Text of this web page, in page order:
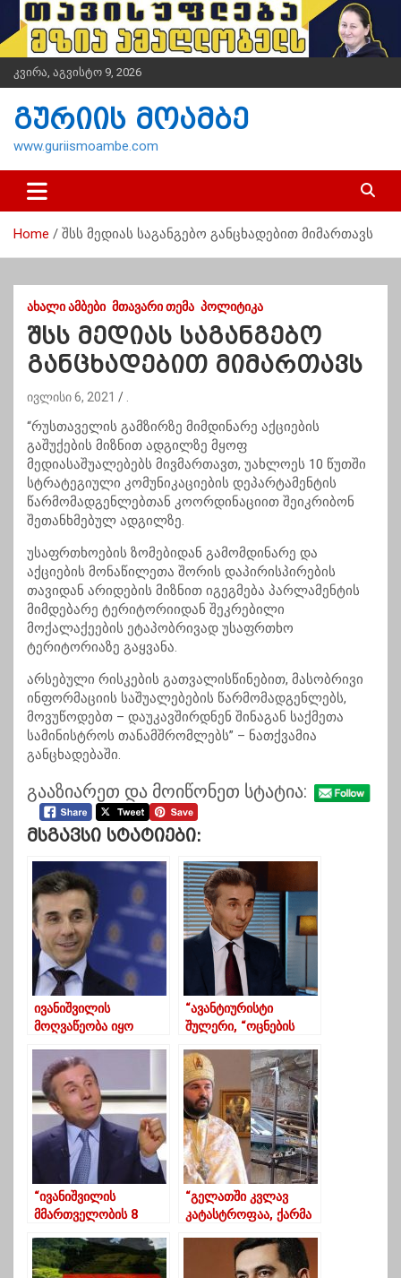
i
t
n
კვირა, აგვისტო 9, 2026
გურიის მოამბე
www.guriismoambe.com
Home შსს მედიას საგანგებო განცხადებით მიმართავს
ᲐᲮᲐᲚᲘ ᲐᲛᲑᲔᲑᲘ ᲛᲗᲐᲕᲐᲠᲘ ᲗᲔᲛᲐ ᲞᲝᲚᲘᲢᲘᲙᲐ
შსს მედიას საგანგებო
განცხადებით მიმართავს
ივლისი 6, 2021
“რუსთაველის გამზირზე მიმდინარე აქციების
გაშუქების მიზნით ადგილზე მყოფ
მედიასაშუალებებს მივმართავთ, უახლოეს 10 წუთში
სტრატეგიული კომუნიკაციების დეპარტამენტის
წარმომადგენლებთან კოორდინაციით შეიკრიბონ
შეთანხმებულ ადგილზე.
უსაფრთხოების ზომებიდან გამომდინარე და
აქციების მონაწილეთა შორის დაპირისპირების
თავიდან არიდების მიზნით იგეგმება პარლამენტის
მიმდებარე ტერიტორიიდან შეკრებილი
მოქალაქეების ეტაპობრივად უსაფრთხო
ტერიტორიაზე გაყვანა.
არსებული რისკების გათვალისწინებით, მასობრივი
ინფორმაციის საშუალებების წარმომადგენლებს,
მოვუწოდებთ – დაუკავშირდნენ შინაგან საქმეთა
სამინისტროს თანამშრომლებს” – ნათქვამია
განცხადებაში.
გააზიარეთ და მოიწონეთ სტატია:
Მსგავსი Სტატიები:
ივანიშვილის
მოღვაწეობა იყო
ქველმოქმედების 8-
წლიანი აქტი-
ნაცვლიშვილი
“ავანტიურისტი
შულერი, “ოცნების
ყველა გადააგდო”-
გიორგი თარგამაძე
ივანიშვილზე
“ივანიშვილის
მმართველობის 8
ბიუჯეტიდან 100
მილიარდზე მეტი
“გელათში კვლავ
კატასტროფაა, ქარმა
ახადა და წყალი და
თოვლი ჩადის… ”